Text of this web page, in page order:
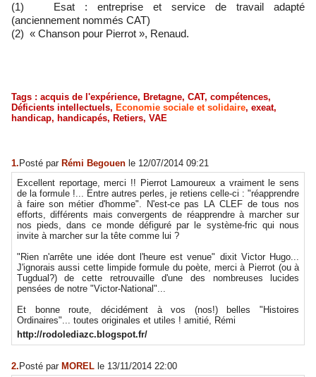
(1) Esat : entreprise et service de travail adapté
(anciennement nommés CAT)
(2) « Chanson pour Pierrot », Renaud.
Tags : acquis de l'expérience, Bretagne, CAT, compétences,
Déficients intellectuels, Economie sociale et solidaire, exeat,
handicap, handicapés, Retiers, VAE
1. Posté par Rémi Begouen le 12/07/2014 09:21
Excellent reportage, merci !! Pierrot Lamoureux a vraiment le sens
de la formule !... Entre autres perles, je retiens celle-ci : "réapprendre
à faire son métier d'homme". N'est-ce pas LA CLEF de tous nos
efforts, différents mais convergents de réapprendre à marcher sur
nos pieds, dans ce monde défiguré par le système-fric qui nous
invite à marcher sur la tête comme lui ?
"Rien n'arrête une idée dont l'heure est venue" dixit Victor Hugo...
J'ignorais aussi cette limpide formule du poète, merci à Pierrot (ou à
Tugdual?) de cette retrouvaille d'une des nombreuses lucides
pensées de notre "Victor-National"...
Et bonne route, décidément à vos (nos!) belles "Histoires
Ordinaires"... toutes originales et utiles ! amitié, Rémi
http://rodolediazc.blogspot.fr/
2. Posté par MOREL le 13/11/2014 22:00